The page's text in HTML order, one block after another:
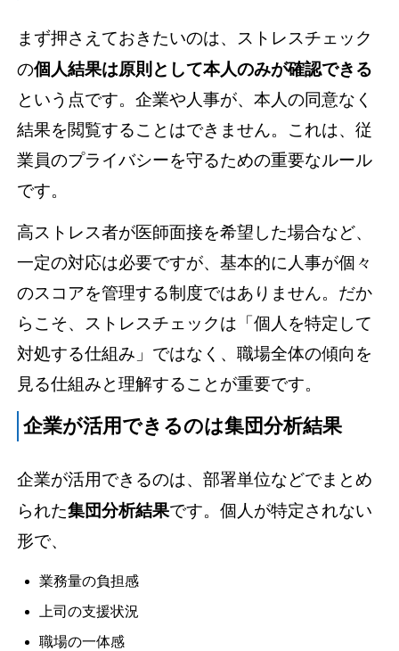
まず押さえておきたいのは、ストレスチェック
の個人結果は原則として本人のみが確認できる
という点です。企業や人事が、本人の同意なく
結果を閲覧することはできません。これは、従
業員のプライバシーを守るための重要なルール
です。
高ストレス者が医師面接を希望した場合など、
一定の対応は必要ですが、基本的に人事が個々
のスコアを管理する制度ではありません。だか
らこそ、ストレスチェックは「個人を特定して
対処する仕組み」ではなく、職場全体の傾向を
見る仕組みと理解することが重要です。
企業が活用できるのは集団分析結果
企業が活用できるのは、部署単位などでまとめ
られた集団分析結果です。個人が特定されない
形で、
業務量の負担感
上司の支援状況
職場の一体感